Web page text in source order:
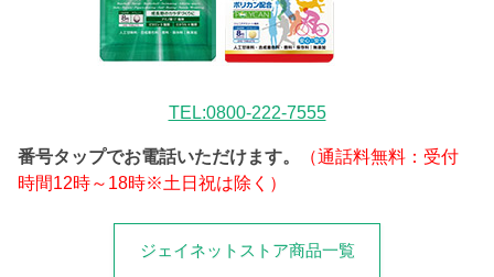
TEL:0800-222-7555
番号タップでお電話いただけます。
（通話料無料：受付
時間12時～18時※土日祝は除く）
ジェイネットストア商品一覧